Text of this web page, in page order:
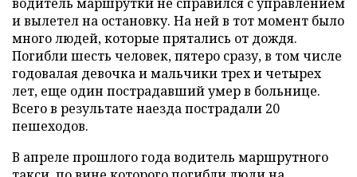
и вылетел на остановку. На ней в тот момент было
много людей, которые прятались от дождя.
Погибли шесть человек, пятеро сразу, в том числе
годовалая девочка и мальчики трех и четырех
лет, еще один пострадавший умер в больнице.
Всего в результате наезда пострадали 20
пешеходов.
В апреле прошлого года водитель маршрутного